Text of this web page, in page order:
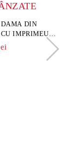
DIN
IMPRIMEU